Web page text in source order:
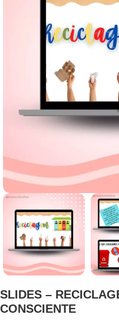
SLIDES –
CONSCIENTE